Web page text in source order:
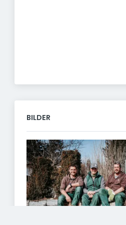
BILDER